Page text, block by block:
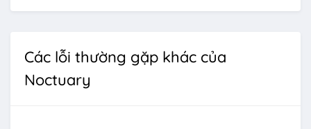
Các lỗi thường gặp khác của
Noctuary